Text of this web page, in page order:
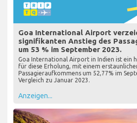
Goa International Airport
signifikanten Anstieg des
um 53 % im September 2023.
Goa International Airport in Indien ist ein
für diese Erholung, mit einem
Passagieraufkommens um 52,77% im
Vergleich zu Januar 2023.
Anzeigen...